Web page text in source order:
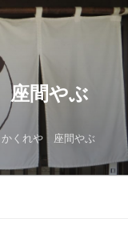
間やぶ
くれや 座間やぶ